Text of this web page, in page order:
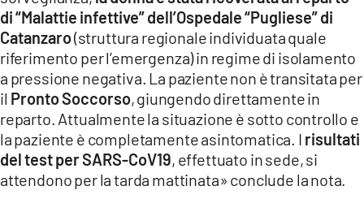
di “Malattie infettive” dell’Ospedale “Pugliese” di
Catanzaro(struttura regionale individuata quale
riferimento per l’emergenza) in regime di isolamento
a pressione negativa. La paziente non è transitata per
il Pronto Soccorso, giungendo direttamente in
reparto. Attualmente la situazione è sotto controllo e
la paziente è completamente asintomatica. I risultati
del test per SARS-CoV19, effettuato in sede, si
attendono per la tarda mattinata» conclude la nota.